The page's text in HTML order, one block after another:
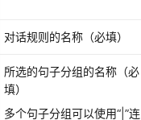
对话规则的名称（必填）
所选的句子分组的名称（必
填）
多个句子分组可以使用“|”连